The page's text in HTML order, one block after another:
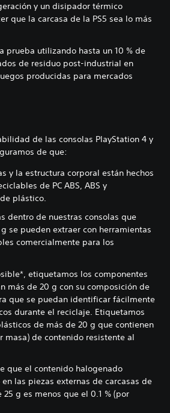
y un disipador térmico
que la carcasa de la PS5 sea lo más
prueba utilizando hasta un 10 % de
de residuo post-industrial en
producidas para mercados
de las consolas PlayStation 4 y
de que:
y la estructura corporal están hechos
de PC ABS, ABS y
plástico.
dentro de nuestras consolas que
se pueden extraer con herramientas
comercialmente para los
etiquetamos los componentes
más de 20 g con su composición de
que se puedan identificar fácilmente
durante el reciclaje. Etiquetamos
de más de 20 g que contienen
masa) de contenido resistente al
que el contenido halogenado
las piezas externas de carcasas de
g es menos que el 0.1 % (por